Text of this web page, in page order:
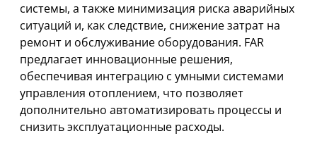
системы, а также минимизация риска аварийных
ситуаций и, как следствие, снижение затрат на
ремонт и обслуживание оборудования. FAR
предлагает инновационные решения,
обеспечивая интеграцию с умными системами
управления отоплением, что позволяет
дополнительно автоматизировать процессы и
снизить эксплуатационные расходы.